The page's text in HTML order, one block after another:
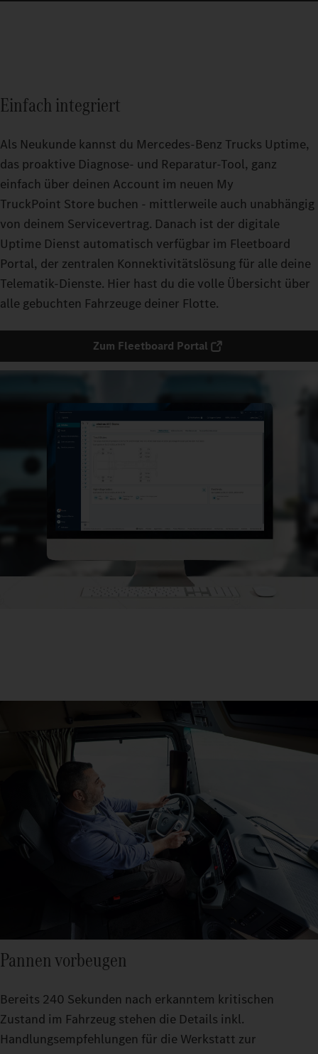
Einfach integriert
Als Neukunde kannst du Mercedes‑Benz Trucks Uptime,
das proaktive Diagnose- und Reparatur-Tool, ganz
einfach über deinen Account im neuen My
TruckPoint Store buchen - mittlerweile auch unabhängig
von deinem Servicevertrag. Danach ist der digitale
Uptime Dienst automatisch verfügbar im Fleetboard
Portal, der zentralen Konnektivitätslösung für alle deine
Telematik-Dienste. Hier hast du die volle Übersicht über
alle gebuchten Fahrzeuge deiner Flotte.
Zum Fleetboard Portal
Pannen vorbeugen
Bereits 240 Sekunden nach erkanntem kritischen
Zustand im Fahrzeug stehen die Details inkl.
Handlungsempfehlungen für die Werkstatt zur